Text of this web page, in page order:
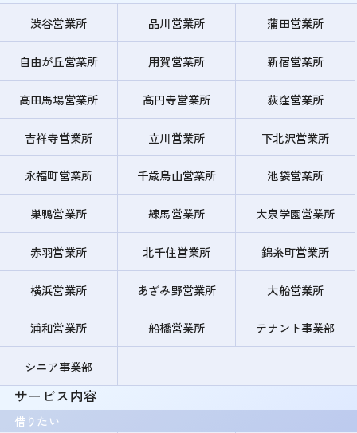
渋谷営業所 品川営業所 蒲田営業所
自由が丘営業所 用賀営業所 新宿営業所
高田馬場営業所 高円寺営業所 荻窪営業所
吉祥寺営業所 立川営業所 下北沢営業所
永福町営業所 千歳烏山営業所 池袋営業所
巣鴨営業所 練馬営業所 大泉学園営業所
赤羽営業所 北千住営業所 錦糸町営業所
横浜営業所 あざみ野営業所 大船営業所
浦和営業所 船橋営業所 テナント事業部
シニア事業部
サービス内容
借りたい